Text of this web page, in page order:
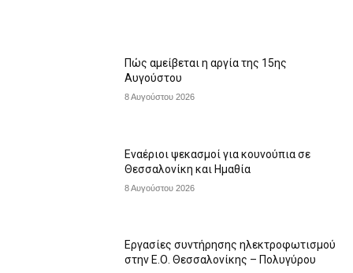
Πώς αμείβεται η αργία της 15ης
Αυγούστου
8 Αυγούστου 2026
Εναέριοι ψεκασμοί για κουνούπια σε
Θεσσαλονίκη και Ημαθία
8 Αυγούστου 2026
Εργασίες συντήρησης ηλεκτροφωτισμού
στην Ε.Ο. Θεσσαλονίκης – Πολυγύρου